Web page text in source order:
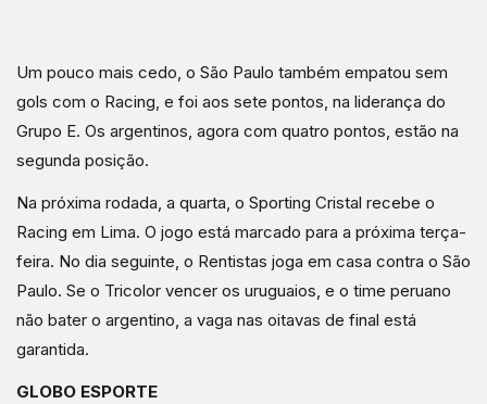
Um pouco mais cedo, o São Paulo também empatou sem
gols com o Racing, e foi aos sete pontos, na liderança do
Grupo E. Os argentinos, agora com quatro pontos, estão na
segunda posição.
Na próxima rodada, a quarta, o Sporting Cristal recebe o
Racing em Lima. O jogo está marcado para a próxima terça-
feira. No dia seguinte, o Rentistas joga em casa contra o São
Paulo. Se o Tricolor vencer os uruguaios, e o time peruano
não bater o argentino, a vaga nas oitavas de final está
garantida.
GLOBO ESPORTE